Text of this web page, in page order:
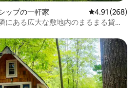
ップの一軒家 レビュー268
4.91 (268)
にある広大な敷地内のまるまる貸切
スです。